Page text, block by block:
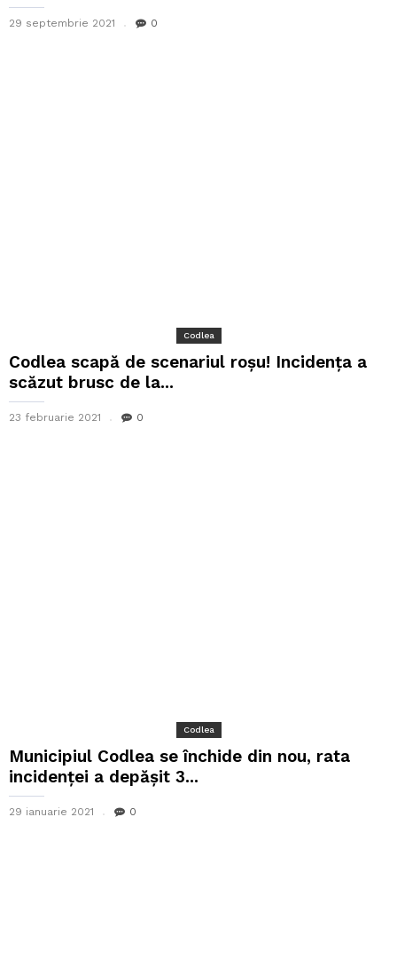
29 septembrie 2021 0
Codlea
Codlea scapă de scenariul roșu! Incidența a
scăzut brusc de la...
23 februarie 2021 0
Codlea
Municipiul Codlea se închide din nou, rata
incidenței a depășit 3...
29 ianuarie 2021 0